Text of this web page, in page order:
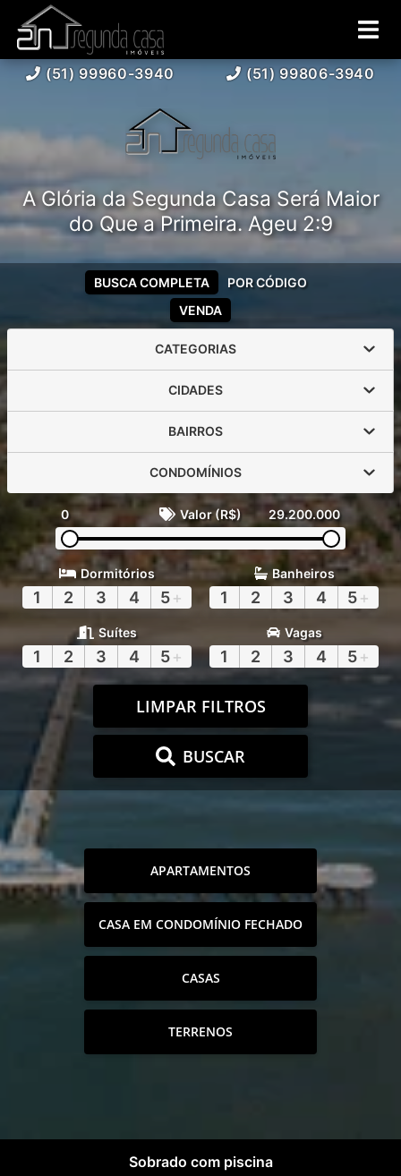
(51) 99960-3940 (51) 99806-3940
A Glória da Segunda Casa Será Maior
do Que a Primeira. Ageu 2:9
VENDA
BUSCA COMPLETA POR CÓDIGO
CATEGORIAS
CIDADES
BAIRROS
CONDOMÍNIOS
0 Valor (R$) 29.200.000
Dormitórios
1 2 3 4 5+
Banheiros
1 2 3 4 5+
Suítes
1 2 3 4 5+
Vagas
1 2 3 4 5+
LIMPAR FILTROS
BUSCAR
APARTAMENTOS
CASA EM CONDOMÍNIO FECHADO
CASAS
TERRENOS
Sobrado com piscina